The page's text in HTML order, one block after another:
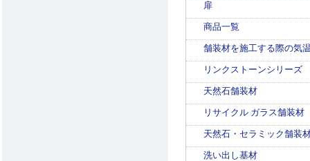
扉
商品一覧
舗装材を施工する際の気
リンクストーンシリーズ
天然石舗装材
リサイクル ガラス舗装材
天然石・セラミック舗装
洗い出し基材